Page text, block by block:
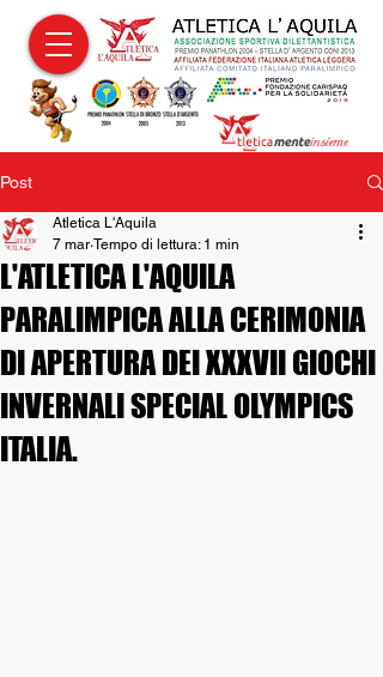
Post
L'ATLETICA L'AQUILA
PARALIMPICA ALLA CERIMONIA
DI APERTURA DEI XXXVII GIOCHI
INVERNALI SPECIAL OLYMPICS
ITALIA.
Atletica L'Aquila
7 mar Tempo di lettura: 1 min